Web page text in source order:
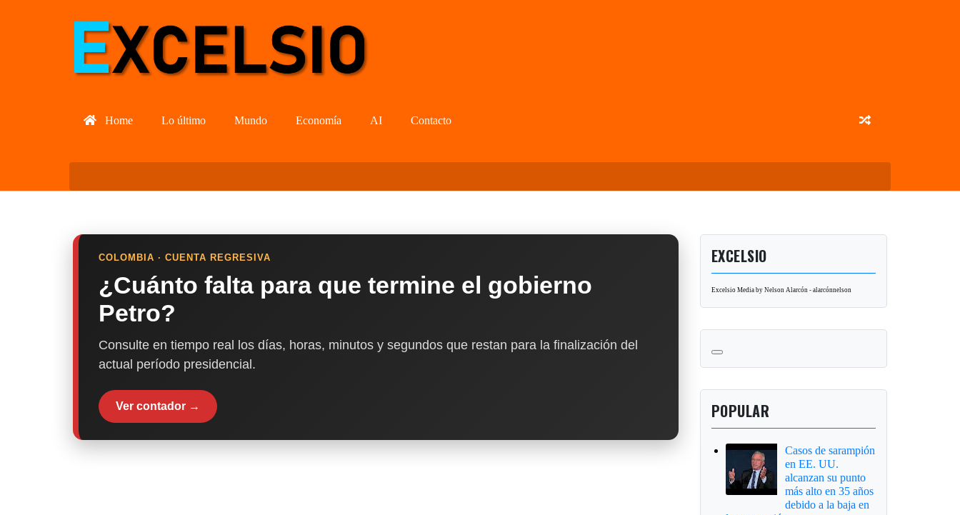
Home Lo último Mundo Economía AI Contacto
COLOMBIA · CUENTA REGRESIVA
¿Cuánto falta para que termine el gobierno
Petro?
Consulte en tiempo real los días, horas, minutos y segundos que restan para la finalización del
actual período presidencial.
Ver contador →
EXCELSIO
Excelsio Media by Nelson Alarcón - alarcónnelson
POPULAR
Casos de sarampión
en EE. UU.
alcanzan su punto
más alto en 35 años
debido a la baja en